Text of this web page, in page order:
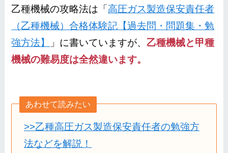
乙種機械の攻略法は「高圧ガス製造保安責任者
（乙種機械）合格体験記【過去問・問題集・勉
強方法】
」に書いていますが、 乙種機械と甲種
機械の難易度は全然違います。
あわせて読みたい
>>乙種高圧ガス製造保安責任者の勉強方
法などを解説！